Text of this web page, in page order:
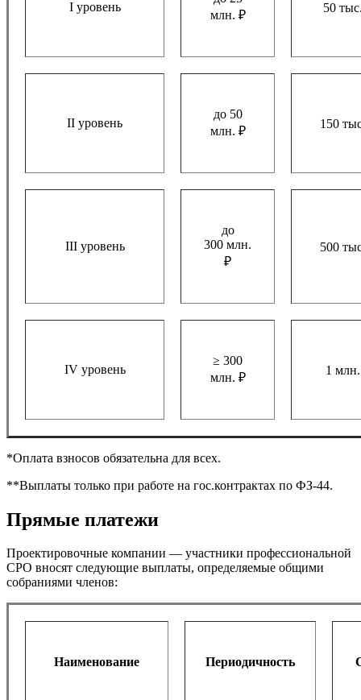
I уровень
млн. ₽
50
II уровень
до 50
млн. ₽
150
III уровень
до
300 млн.
₽
500
IV уровень
≥ 300
млн. ₽
1
*Оплата взносов обязательна для всех.
**Выплаты только при работе на гос.контрактах по ФЗ-44.
Прямые платежи
Проектировочные компании — участники профессиональной
СРО вносят следующие выплаты, определяемые общими
собраниями членов:
Наименование Периодичность